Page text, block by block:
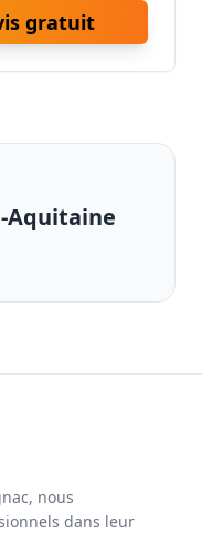
gratuit
Aquitaine
nous
dans leur